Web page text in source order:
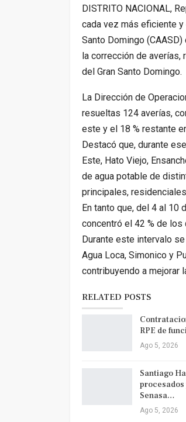
DISTRITO NACIONAL,
cada vez más eficiente y
Santo Domingo
la corrección de
del Gran Santo Domingo.
La Dirección de
resueltas 124 averías,
este y el 18 % restante
Destacó que, durante
Este, Hato Viejo,
de agua potable de
principales,
En tanto que, del 4 al 10
concentró el 42 % de
Durante este intervalo
Agua Loca, Simonico y
contribuyendo a mejorar
RELATED POSTS
RPE de
Ago 5, 2026
Santiago
Senasa…
Ago 5, 2026